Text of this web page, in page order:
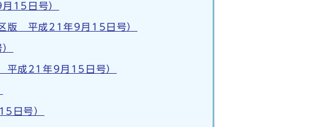
15日号）
版 平成21年9月15日号）
平成21年9月15日号）
日号）